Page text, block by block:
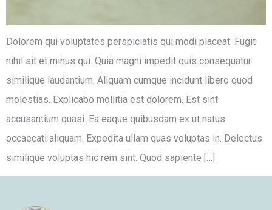
Dolorem qui voluptates perspiciatis qui modi placeat. Fugit
nihil sit et minus qui. Quia magni impedit quis consequatur
similique laudantium. Aliquam cumque incidunt libero quod
molestias. Explicabo mollitia est dolorem. Est sint
accusantium quasi. Ea eaque quibusdam ex ut natus
occaecati aliquam. Expedita ullam quas voluptas in. Delectus
similique voluptas hic rem sint. Quod sapiente […]